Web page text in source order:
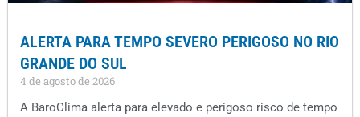
ALERTA PARA TEMPO SEVERO PERIGOSO NO RIO
GRANDE DO SUL
4 de agosto de 2026
A BaroClima alerta para elevado e perigoso risco de tempo